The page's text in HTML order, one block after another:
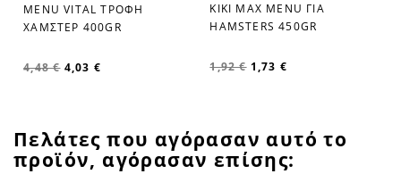
favorite_border
MENU VITAL ΤΡΟΦΗ
ΧΑΜΣΤΕΡ 400GR
4,48 € 4,03 €
favorite_border
KIKI MAX MENU ΓΙΑ
HAMSTERS 450GR
1,92 € 1,73 €
Πελάτες που αγόρασαν αυτό το
προϊόν, αγόρασαν επίσης: